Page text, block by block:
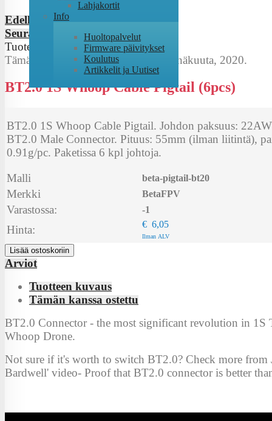
Lahjakortit
Info
Huoltopalvelut
Firmware päivitykset
Koulutus
Artikkelit ja Uutiset
Edellinen
Seuraava
Tuote
Tämä tuote on lisätty torstaina 30 heinäkuuta, 2020.
BT2.0 1S Whoop Cable Pigtail (6pcs)
BT2.0 1S Whoop Cable Pigtail. Johdon paksuus:
BT2.0 Male Connector. Pituus: 55mm (ilman liitintä),
0.91g/pc. Paketissa 6 kpl johtoja.
Malli
beta-pigtail-bt20
Merkki BetaFPV
Varastossa: -1
Hinta: € 6,05
Ilman ALV
Lisää ostoskoriin
Arviot
Tuotteen kuvaus
Tämän kanssa ostettu
BT2.0 Connector - the most significant revolution in 1S
Whoop Drone.
Not sure if it's worth to switch BT2.0? Check more from
Bardwell' video- Proof that BT2.0 connector is better